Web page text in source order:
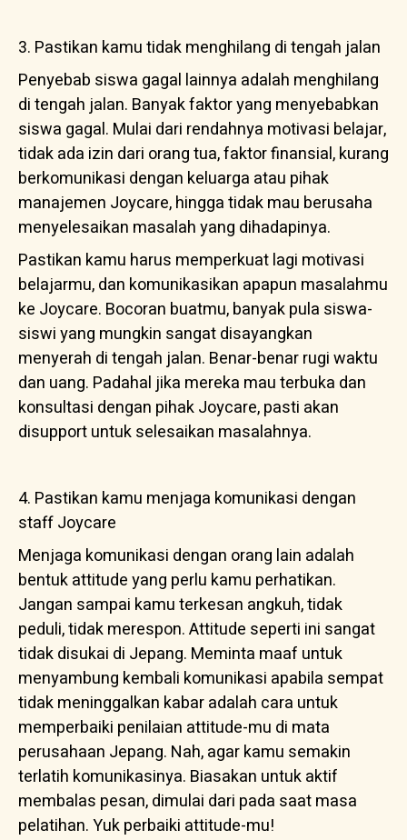
3. Pastikan kamu tidak menghilang di tengah jalan
Penyebab siswa gagal lainnya adalah menghilang
di tengah jalan. Banyak faktor yang menyebabkan
siswa gagal. Mulai dari rendahnya motivasi belajar,
tidak ada izin dari orang tua, faktor finansial, kurang
berkomunikasi dengan keluarga atau pihak
manajemen Joycare, hingga tidak mau berusaha
menyelesaikan masalah yang dihadapinya.
Pastikan kamu harus memperkuat lagi motivasi
belajarmu, dan komunikasikan apapun masalahmu
ke Joycare. Bocoran buatmu, banyak pula siswa-
siswi yang mungkin sangat disayangkan
menyerah di tengah jalan. Benar-benar rugi waktu
dan uang. Padahal jika mereka mau terbuka dan
konsultasi dengan pihak Joycare, pasti akan
disupport untuk selesaikan masalahnya.
4. Pastikan kamu menjaga komunikasi dengan
staff Joycare
Menjaga komunikasi dengan orang lain adalah
bentuk attitude yang perlu kamu perhatikan.
Jangan sampai kamu terkesan angkuh, tidak
peduli, tidak merespon. Attitude seperti ini sangat
tidak disukai di Jepang. Meminta maaf untuk
menyambung kembali komunikasi apabila sempat
tidak meninggalkan kabar adalah cara untuk
memperbaiki penilaian attitude-mu di mata
perusahaan Jepang. Nah, agar kamu semakin
terlatih komunikasinya. Biasakan untuk aktif
membalas pesan, dimulai dari pada saat masa
pelatihan. Yuk perbaiki attitude-mu!